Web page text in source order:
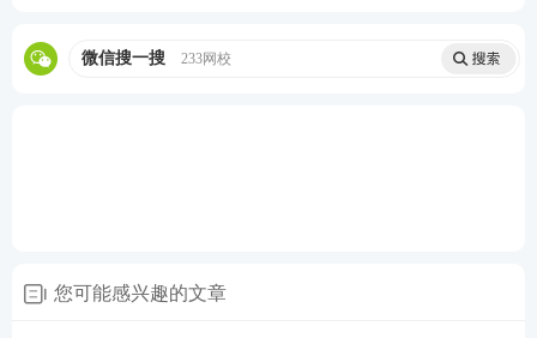
微信搜一搜 233网校
您可能感兴趣的文章